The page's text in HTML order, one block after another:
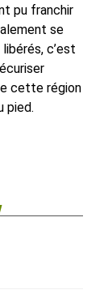
pu franchir
se
c’est
cette région
pied.